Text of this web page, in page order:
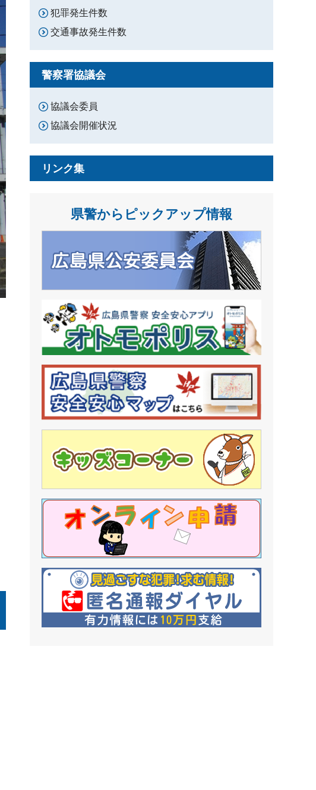
犯罪発生件数
交通事故発生件数
警察署協議会
協議会委員
協議会開催状況
リンク集
県警からピックアップ情報